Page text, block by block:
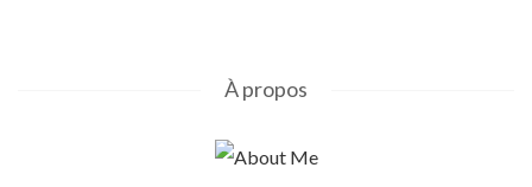
À propos